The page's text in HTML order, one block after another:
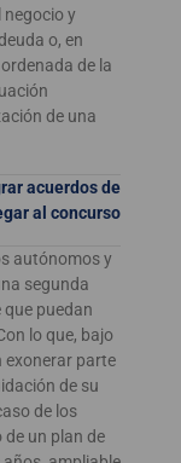
y
o, en
de la
de una
acuerdos de
al concurso
autónomos y
segunda
puedan
lo que, bajo
exonerar parte
de su
de los
un plan de